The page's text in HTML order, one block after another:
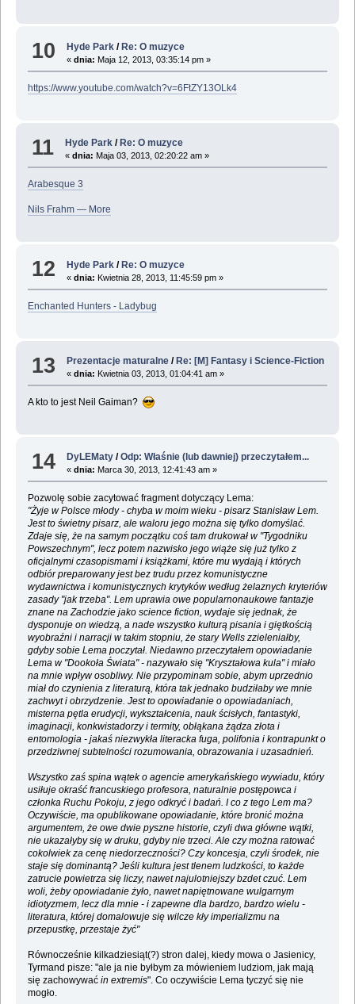
10 Hyde Park /Re: O muzyce
«dnia: Maja 12, 2013, 03:35:14 pm »
https://www.youtube.com/watch?v=6FtZY13OLk4
11 Hyde Park / Re: O muzyce
«dnia: Maja 03, 2013, 02:20:22 am »
Arabesque 3
Nils Frahm — More
12 Hyde Park /Re: O muzyce
«dnia: Kwietnia 28, 2013, 11:45:59 pm »
Enchanted Hunters - Ladybug
13 Prezentacje maturalne / Re: [M] Fantasy i Science-Fiction
«dnia: Kwietnia 03, 2013, 01:04:41 am »
A kto to jest Neil Gaiman?
14 DyLEMaty /Odp: Właśnie (lub dawniej) przeczytałem...
«dnia: Marca 30, 2013, 12:41:43 am »
Pozwolę sobie zacytować fragment dotyczący Lema:
"Żyje w Polsce młody - chyba w moim wieku - pisarz Stanisław Lem.
Jest to świetny pisarz, ale waloru jego można się tylko domyślać.
Zdaje się, że na samym początku coś tam drukował w "Tygodniku
Powszechnym", lecz potem nazwisko jego wiąże się już tylko z
oficjalnymi czasopismami i książkami, które mu wydają i których
odbiór preparowany jest bez trudu przez komunistyczne
wydawnictwa i komunistycznych krytyków według żelaznych kryteriów
zasady "jak trzeba". Lem uprawia owe popularnonaukowe fantazje
znane na Zachodzie jako science fiction, wydaje się jednak, że
dysponuje on wiedzą, a nade wszystko kulturą pisania i giętkością
wyobraźni i narracji w takim stopniu, że stary Wells zzieleniałby,
gdyby sobie Lema poczytał. Niedawno przeczytałem opowiadanie
Lema w "Dookoła Świata" - nazywało się "Kryształowa kula" i miało
na mnie wpływ osobliwy. Nie przypominam sobie, abym uprzednio
miał do czynienia z literaturą, która tak jednako budziłaby we mnie
zachwyt i obrzydzenie. Jest to opowiadanie o opowiadaniach,
misterna pętla erudycji, wykształcenia, nauk ścisłych, fantastyki,
imaginacji, konkwistadorzy i termity, obłąkana żądza złota i
entomologia - jakaś niezwykła literacka fuga, polifonia i kontrapunkt o
przedziwnej subtelności rozumowania, obrazowania i uzasadnień.
Wszystko zaś spina wątek o agencie amerykańskiego wywiadu, który
usiłuje okraść francuskiego profesora, naturalnie postępowca i
członka Ruchu Pokoju, z jego odkryć i badań. I co z tego Lem ma?
Oczywiście, ma opublikowane opowiadanie, które bronić można
argumentem, że owe dwie pyszne historie, czyli dwa główne wątki,
nie ukazałyby się w druku, gdyby nie trzeci. Ale czy można ratować
cokolwiek za cenę niedorzeczności? Czy koncesja, czyli środek, nie
staje się dominantą? Jeśli kultura jest tlenem ludzkości, to każde
zatrucie powietrza się liczy, nawet najulotniejszy bzdet czuć. Lem
woli, żeby opowiadanie żyło, nawet napiętnowane wulgarnym
idiotyzmem, lecz dla mnie - i zapewne dla bardzo, bardzo wielu -
literatura, której domalowuje się wilcze kły imperializmu na
przepustkę, przestaje żyć"
Równocześnie kilkadziesiąt(?) stron dalej, kiedy mowa o Jasienicy,
Tyrmand pisze: "ale ja nie byłbym za mówieniem ludziom, jak mają
się zachowywać in extremis". Co oczywiście Lema tyczyć się nie
mogło.